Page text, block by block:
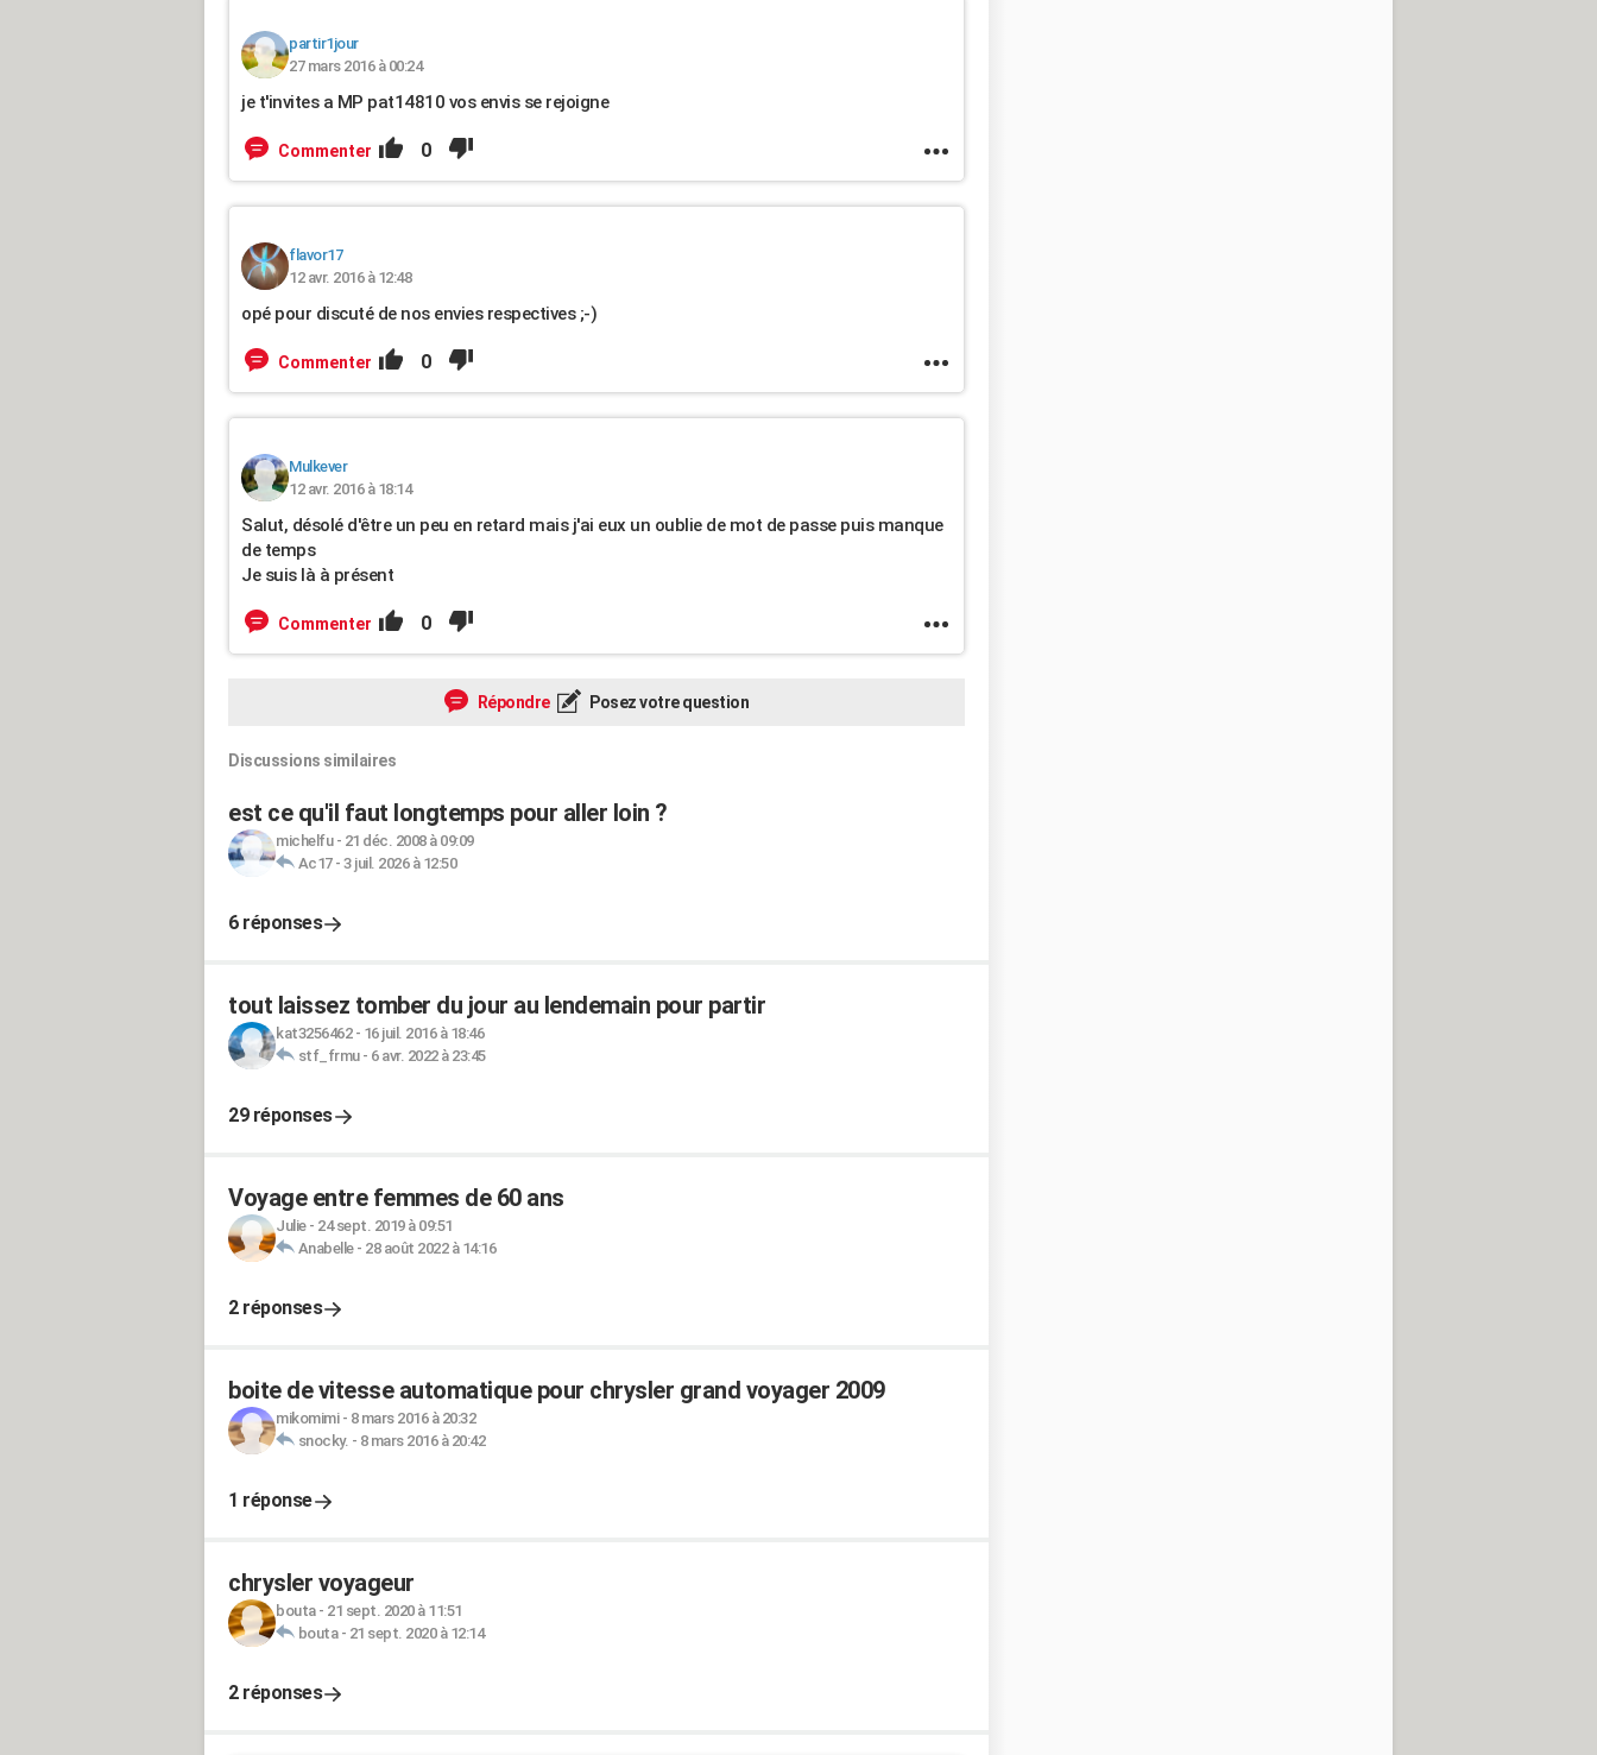
partir1jour
27 mars 2016 à 00:24
je t'invites a MP pat14810 vos envis se rejoigne
Commenter 0
flavor17
12 avr. 2016 à 12:48
opé pour discuté de nos envies respectives ;-)
Commenter 0
Mulkever
12 avr. 2016 à 18:14
Salut, désolé d'être un peu en retard mais j'ai eux un oublie de mot de passe puis manque
de temps
Je suis là à présent
Commenter 0
Répondre Posez votre question
Discussions similaires
est ce qu'il faut longtemps pour aller loin ?
michelfu- 21 déc. 2008 à 09:09
Ac17- 3 juil. 2026 à 12:50
6 réponses
tout laissez tomber du jour au lendemain pour partir
kat3256462- 16 juil. 2016 à 18:46
stf_frmu- 6 avr. 2022 à 23:45
29 réponses
Voyage entre femmes de 60 ans
Julie- 24 sept. 2019 à 09:51
Anabelle- 28 août 2022 à 14:16
2 réponses
boite de vitesse automatique pour chrysler grand voyager 2009
mikomimi- 8 mars 2016 à 20:32
snocky. - 8 mars 2016 à 20:42
1 réponse
chrysler voyageur
bouta- 21 sept. 2020 à 11:51
bouta- 21 sept. 2020 à 12:14
2 réponses